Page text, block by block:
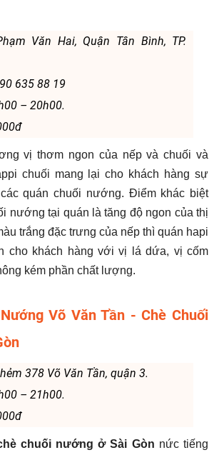
Văn Hai, Quận Tân Bình, TP.
635 88 19
– 20h00.
vị thơm ngon của nếp và chuối và
chuối mang lại cho khách hàng sự
quán chuối nướng. Điểm khác biệt
nướng tại quán là tăng độ ngon của thị
trắng đặc trưng của nếp thì quán hapi
cho khách hàng với vị lá dứa, vị cốm
kém phần chất lượng.
Võ Văn Tần - Chè Chuối
378 Võ Văn Tần, quận 3.
– 21h00.
chuối nướng ở Sài Gòn nức tiếng